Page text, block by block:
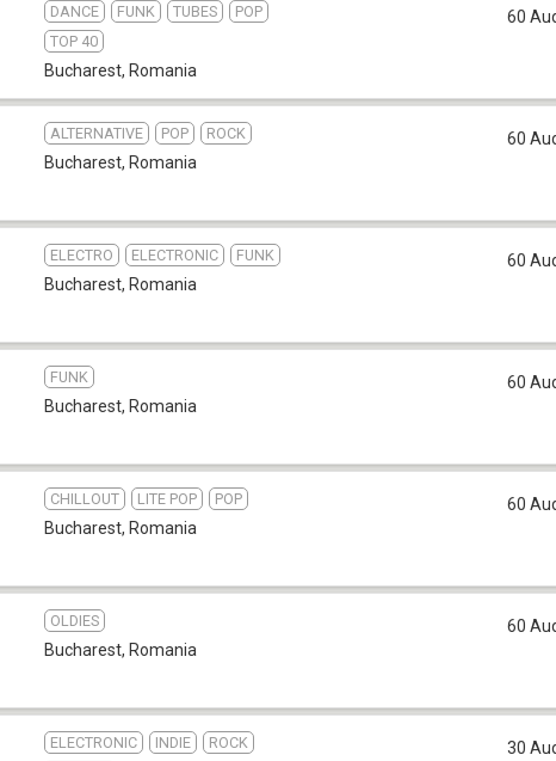
DANCE FUNK TUBES
POP
TOP 40
Bucharest, Romania
60
ALTERNATIVE POP ROCK
Bucharest, Romania
60
ELECTRO ELECTRONIC FUNK
Bucharest, Romania
60
FUNK
Bucharest, Romania
60
CHILLOUT LITE POP POP
Bucharest, Romania
60
OLDIES
Bucharest, Romania
60
ELECTRONIC INDIE
ROCK
30